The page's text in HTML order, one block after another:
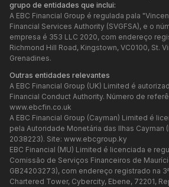
grupo de entidades que inclui:
A EBC Financial Group é regulada pala
Financial Services Authority (SVGFSA), e o
empresa é 353 LLC 2020, com endereço
Richmond Hill Road, Kingstown, VC0100, St.
Grenadines.
Outras entidades relevantes
A EBC Financial Group (UK) Limited é
Financial Conduct Authority. Número de
www.ebcfin.co.uk
A EBC Financial Group (Cayman) Limited é
pela Autoridade Monetária das Ilhas Cayman
2038223). Site: www.ebcgroup.ky
EBC Financial (MU) Limited é licenciada e
Comissão de Serviços Financeiros de
GB24203273), com endereço registrado na
Chartered Tower, Cybercity, Ebene, 72201,